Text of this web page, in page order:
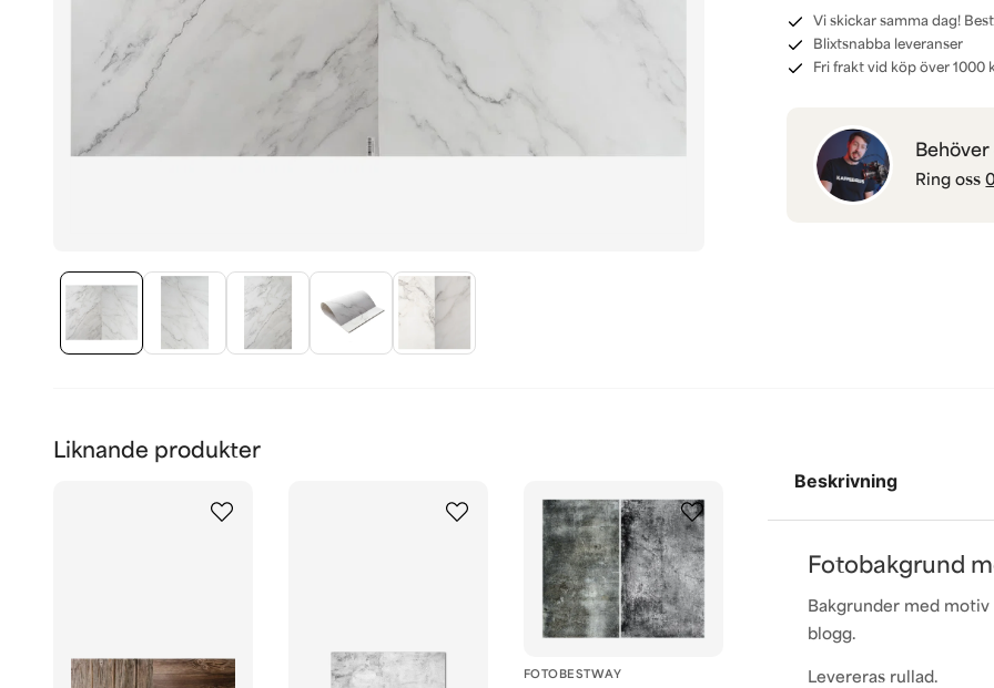
Vi skickar samma dag!
Blixtsnabba leveranser
Fri frakt vid köp över 1000
Ring oss
Liknande produkter
FOTOBESTWAY
Beskrivning
Fotobakgrund
Bakgrunder med
blogg.
Levereras rullad.